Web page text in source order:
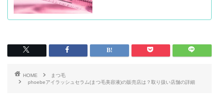
HOME
まつ毛
phoebeアイラッシュセラム(まつ毛美容液)の販売店は？取り扱い店舗の詳細